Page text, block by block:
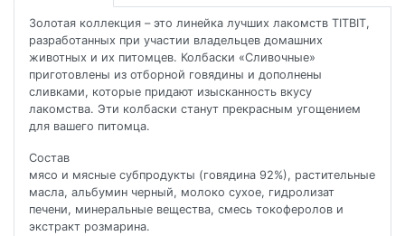
Золотая коллекция – это линейка лучших лакомств TITBIT,
разработанных при участии владельцев домашних
животных и их питомцев. Колбаски «Сливочные»
приготовлены из отборной говядины и дополнены
сливками, которые придают изысканность вкусу
лакомства. Эти колбаски станут прекрасным угощением
для вашего питомца.
Состав
мясо и мясные субпродукты (говядина 92%), растительные
масла, альбумин черный, молоко сухое, гидролизат
печени, минеральные вещества, смесь токоферолов и
экстракт розмарина.